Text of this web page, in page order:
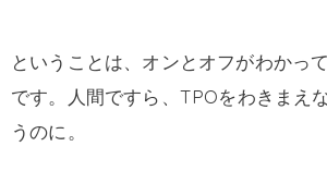
ということは、オンとオフがわかっ
です。人間ですら、TPOをわきまえ
うのに。